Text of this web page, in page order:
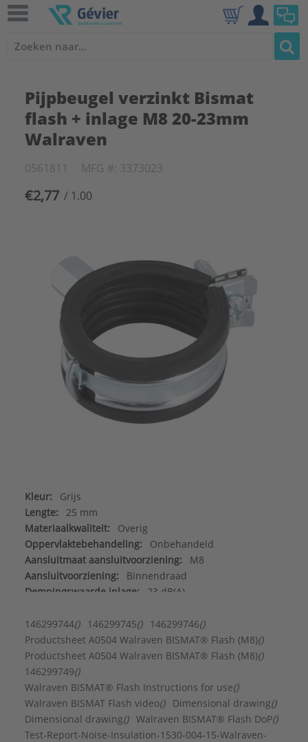
Pijpbeugel verzinkt Bismat
flash + inlage M8 20-23mm
Walraven
0561811 MFG #: 3373023
€2,77 / 1.00
Kleur:
Grijs
Lengte:
25 mm
Materiaalkwaliteit:
Overig
Oppervlaktebehandeling:
Onbehandeld
Aansluitmaat aansluitvoorziening:
M8
Aansluitvoorziening:
Binnendraad
Dempingswaarde inlage:
23 dB(A)
FM keur: Nee
Geschikt voor aluminium buis:
Ja
Geschikt voor dunwandige buis:
Nee
Geschikt voor gietijzeren buis:
Geschikt voor koperen buis:
Ja
Geschikt voor kunststof buis: Nee
Geschikt voor roestvaststalen buis: Ja
Geschikt voor spiraalbuis:
Nee
146299744() 146299745() 146299746()
Productsheet A0504 Walraven BISMAT® Flash (M8)()
Productsheet A0504 Walraven BISMAT® Flash (M8)()
146299749()
Walraven BISMAT® Flash Instructions for use()
Walraven BISMAT Flash video() Dimensional drawing()
Dimensional drawing() Walraven BISMAT® Flash DoP()
Test-Report-Noise-Insulation-1530-004-15-Walraven-